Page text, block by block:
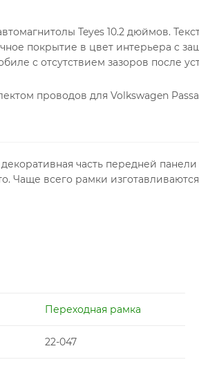
Teyes 10.2 дюймов.
покрытие в цвет интерьера c
с отсутствием зазоров после
проводов для Volkswagen
часть передней
Чаще всего рамки
Переходная рамка
22-047